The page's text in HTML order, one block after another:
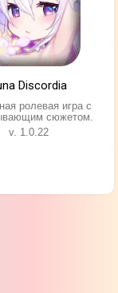
Discordia
ролевая игра с
сюжетом.
v. 1.0.22